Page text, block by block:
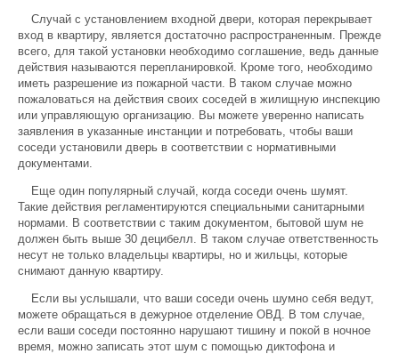
Случай с установлением входной двери, которая перекрывает
вход в квартиру, является достаточно распространенным. Прежде
всего, для такой установки необходимо соглашение, ведь данные
действия называются перепланировкой. Кроме того, необходимо
иметь разрешение из пожарной части. В таком случае можно
пожаловаться на действия своих соседей в жилищную инспекцию
или управляющую организацию. Вы можете уверенно написать
заявления в указанные инстанции и потребовать, чтобы ваши
соседи установили дверь в соответствии с нормативными
документами.
Еще один популярный случай, когда соседи очень шумят.
Такие действия регламентируются специальными санитарными
нормами. В соответствии с таким документом, бытовой шум не
должен быть выше 30 децибелл. В таком случае ответственность
несут не только владельцы квартиры, но и жильцы, которые
снимают данную квартиру.
Если вы услышали, что ваши соседи очень шумно себя ведут,
можете обращаться в дежурное отделение ОВД. В том случае,
если ваши соседи постоянно нарушают тишину и покой в ночное
время, можно записать этот шум с помощью диктофона и